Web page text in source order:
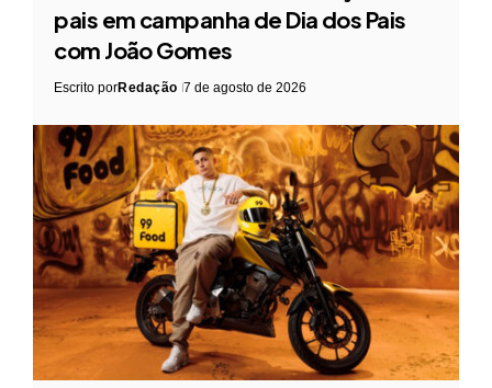
pais em campanha de Dia dos Pais
com João Gomes
Escrito porRedação 7 de agosto de 2026